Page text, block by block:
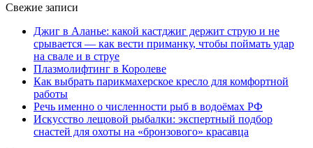
Свежие записи
Джиг в Аланье: какой кастджиг держит струю и не
срывается — как вести приманку, чтобы поймать удар
на свале и в струе
Плазмолифтинг в Королеве
Как выбрать парикмахерское кресло для комфортной
работы
Речь именно о численности рыб в водоёмах РФ
Искусство лещовой рыбалки: экспертный подбор
снастей для охоты на «бронзового» красавца